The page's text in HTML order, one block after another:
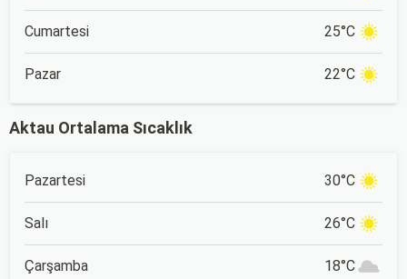
Cumartesi 25°C
Pazar 22°C
Aktau Ortalama Sıcaklık
Pazartesi 30°C
Salı 26°C
Çarşamba 18°C